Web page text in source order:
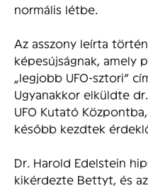
normális létbe.
Az asszony leírta
képesújságnak, amely
„legjobb UFO-sztori”
Ugyanakkor elküldte
UFO Kutató
később kezdtek
Dr. Harold Edelstein
kikérdezte Bettyt, és